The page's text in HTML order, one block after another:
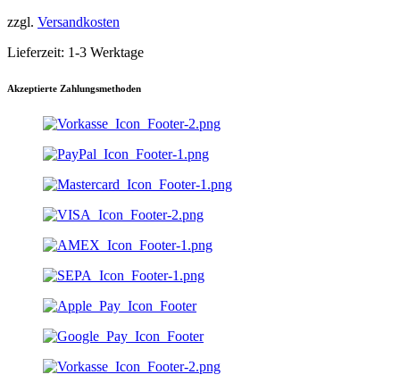
zzgl. Versandkosten
Lieferzeit: 1-3 Werktage
Akzeptierte Zahlungsmethoden